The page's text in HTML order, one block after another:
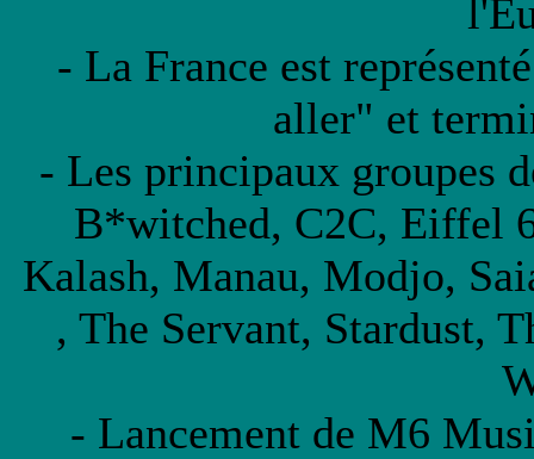
- La France est
aller" et
- Les principaux groupes
B*witched, C2C, Eiffel
Kalash, Manau, Modjo,
, The Servant, Stardust,
- Lancement de M6